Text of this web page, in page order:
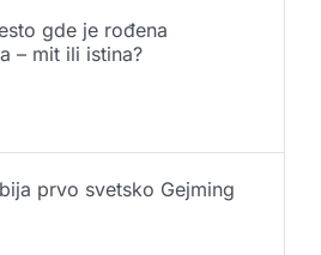
gde je rođena
– mit ili istina?
prvo svetsko Gejming